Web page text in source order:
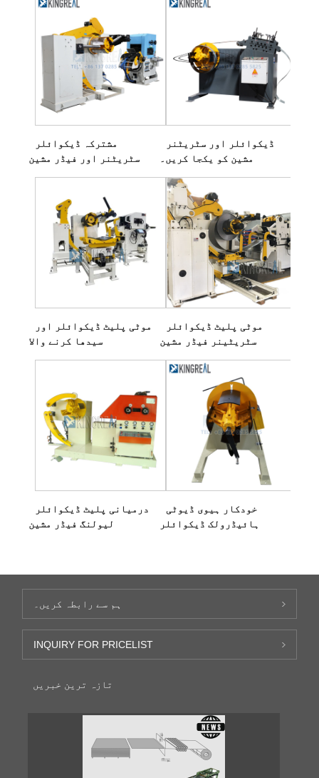
مشترکہ ڈیکوائلر
سٹریٹنر اور فیڈر مشین
ڈیکوائلر اور سٹریٹنر
مشین کو یکجا کریں۔
موٹی پلیٹ ڈیکوائلر اور
سیدھا کرنے والا
موٹی پلیٹ ڈیکوائلر
سٹریٹینر فیڈر مشین
درمیانی پلیٹ ڈیکوائلر
لیولنگ فیڈر مشین
خودکار ہیوی ڈیوٹی
ہائیڈرولک ڈیکوائلر
ہم سے رابطہ کریں۔
INQUIRY FOR PRICELIST
تازہ ترین خبریں